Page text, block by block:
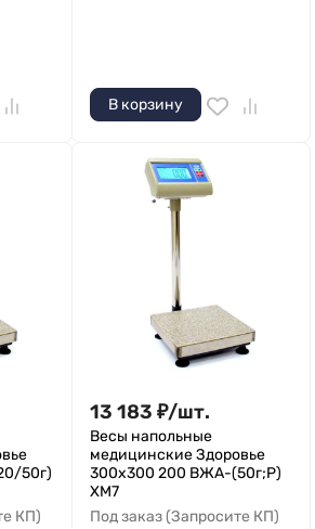
В корзину
50г)
КП)
13 183 ₽/шт.
Весы напольные
медицинские Здоровье
300x300 200 ВЖА-(50г;Р)
XM7
Под заказ (Запросите КП)